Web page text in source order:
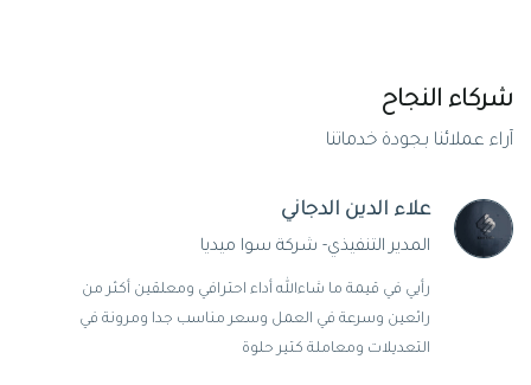
شركاء النجاح
آراء عملائنا بجودة خدماتنا
علاء الدين الدجاني
المدير التنفيذي- شركة سوا ميديا
رأيي في قيمة ما شاءالله أداء احترافي ومعلقين أكثر من
رائعين وسرعة في العمل وسعر مناسب جدا ومرونة في
التعديلات ومعاملة كتير حلوة